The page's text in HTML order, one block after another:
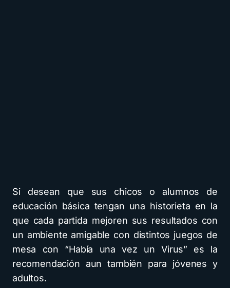
Si desean que sus chicos o alumnos de
educación básica tengan una historieta en la
que cada partida mejoren sus resultados con
un ambiente amigable con distintos juegos de
mesa con “Había una vez un Virus” es la
recomendación aun también para jóvenes y
adultos.